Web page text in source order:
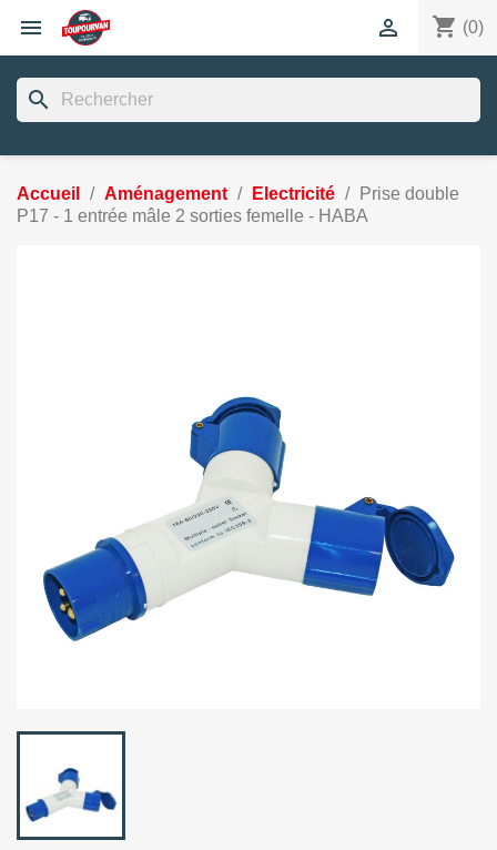
 shopping_cart (0)

search
Accueil Aménagement Electricité
Prise double
P17 - 1 entrée mâle 2 sorties femelle - HABA